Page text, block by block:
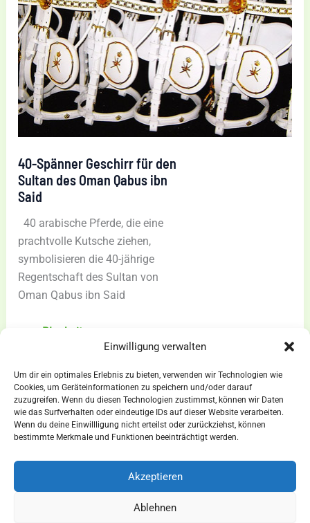
Einwilligung verwalten
Um dir ein optimales Erlebnis zu bieten, verwenden wir Technologien wie
Cookies, um Geräteinformationen zu speichern und/oder darauf
zuzugreifen. Wenn du diesen Technologien zustimmst, können wir Daten
wie das Surfverhalten oder eindeutige IDs auf dieser Website verarbeiten.
Wenn du deine Einwillligung nicht erteilst oder zurückziehst, können
bestimmte Merkmale und Funktionen beeinträchtigt werden.
Akzeptieren
Ablehnen
40-Spänner Geschirr für den
Sultan des Oman Qabus ibn
Said
40 arabische Pferde, die eine
prachtvolle Kutsche ziehen,
symbolisieren die 40-jährige
Regentschaft des Sultan von
Oman Qabus ibn Said
für
den
Sultan
des
ibn
zum Blogbeitrag »
AGBs
Widerrufsbelehrung